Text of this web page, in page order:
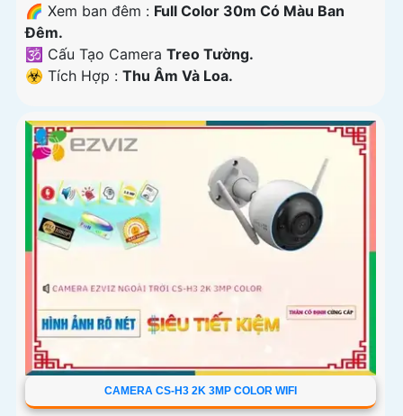
🌈 Xem ban đêm : Full Color 30m Có Màu Ban
Ðêm.
🕉️ Cấu Tạo Camera Treo Tường.
️☣️ Tích Hợp : Thu Âm Và Loa.
CAMERA CS-H3 2K 3MP COLOR WIFI